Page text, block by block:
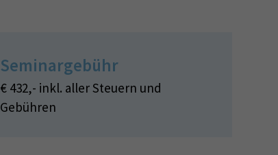
Seminargebühr
€ 432,- inkl. aller Steuern und
Gebühren